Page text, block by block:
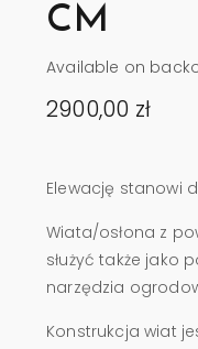
CM
Available on
2900,00 zł
Elewację stanowi
Wiata/osłona z
służyć także jako
narzędzia
Konstrukcja wiat